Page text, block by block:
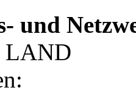
und
LAND